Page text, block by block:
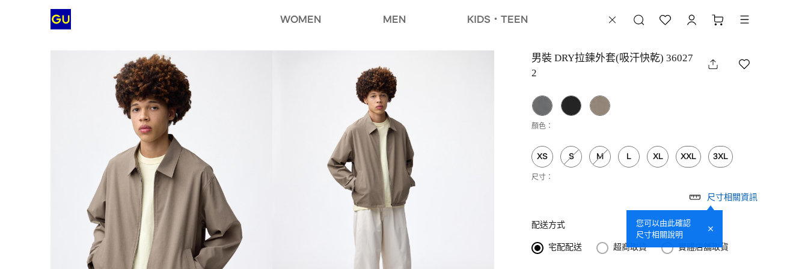
WOMEN MEN KIDS・TEEN
男裝 DRY拉鍊外套(吸汗快乾) 36027
2
顏色：
XS S M L XL XXL 3XL
尺寸：
尺寸相關資訊
您可以由此確認
尺寸相關說明
配送方式
宅配配送 超商取貨 實體店舖取貨